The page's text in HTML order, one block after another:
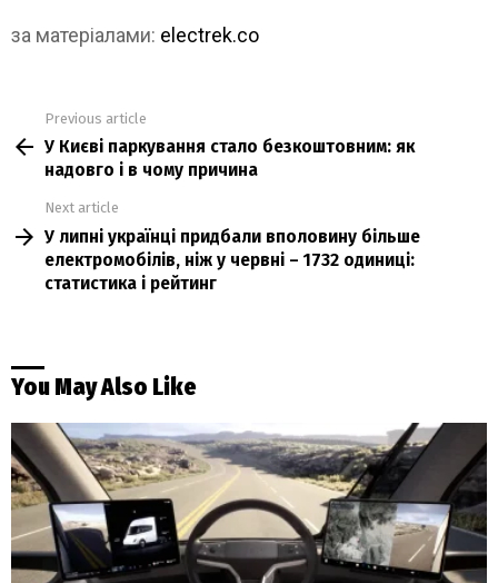
за матеріалами: electrek.co
more
Previous article
У Києві паркування стало безкоштовним: як
надовго і в чому причина
Next article
У липні українці придбали вполовину більше
електромобілів, ніж у червні – 1732 одиниці:
статистика і рейтинг
You May Also Like